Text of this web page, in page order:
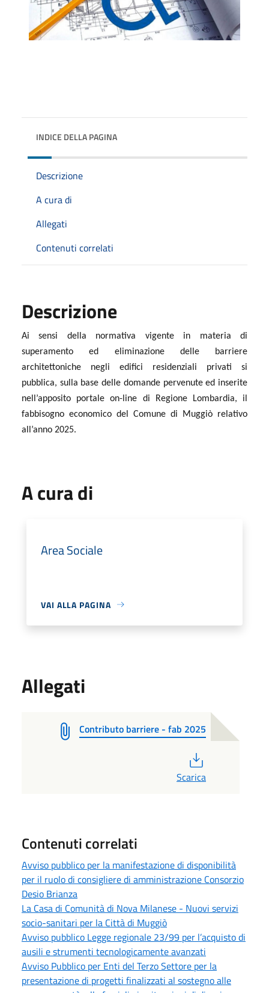
INDICE DELLA PAGINA
Descrizione
A cura di
Allegati
Contenuti correlati
Descrizione
Ai sensi della normativa vigente in materia di
superamento ed eliminazione delle barriere
architettoniche negli edifici residenziali privati si
pubblica, sulla base delle domande pervenute ed inserite
nell’apposito portale on-line di Regione Lombardia, il
fabbisogno economico del Comune di Muggiò relativo
all’anno 2025.
A cura di
Area Sociale
VAI ALLA PAGINA
Allegati
Contributo barriere - fab 2025
Scarica
Contenuti correlati
Avviso pubblico per la manifestazione di disponibilità
per il ruolo di consigliere di amministrazione Consorzio
Desio Brianza
La Casa di Comunità di Nova Milanese - Nuovi servizi
socio-sanitari per la Città di Muggiò
Avviso pubblico Legge regionale 23/99 per l’acquisto di
ausili e strumenti tecnologicamente avanzati
Avviso Pubblico per Enti del Terzo Settore per la
presentazione di progetti finalizzati al sostegno alle